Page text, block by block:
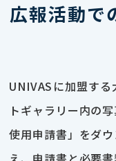
広報活動で
UNIVASに加盟す
トギャラリー内の
使用申請書」をダ